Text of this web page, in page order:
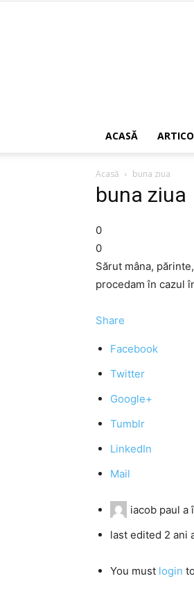
ACASĂ
Acasă buna ziua
buna ziua
0
0
Sărut mâna,
procedam în cazul
Share
Facebook
Twitter
Google+
Tumblr
LinkedIn
Mail
iacob paul a
last edited 2 ani
You must login